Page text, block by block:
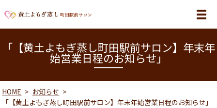
「【黄土よもぎ蒸し町田駅前サロン】年末年
始営業日程のお知らせ」
HOME
お知らせ
「【黄土よもぎ蒸し町田駅前サロン】年末年始営業日程のお知らせ」